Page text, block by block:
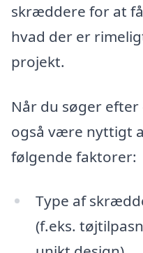
skræddere for at
hvad der er
projekt.
Når du søger
også være nyttigt
følgende faktorer:
Type af
(f.eks.